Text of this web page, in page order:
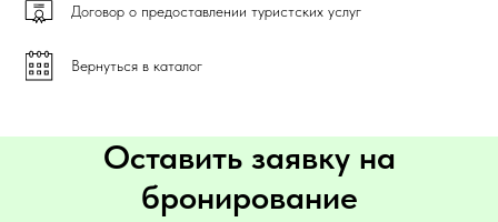
Договор о предоставлении туристских услуг
Вернуться в каталог
Оставить заявку на
бронирование